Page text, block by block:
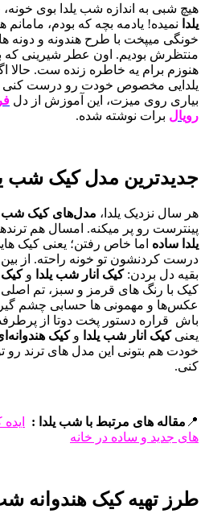
هیچ شبی به اندازه‌ شب یلدا بوی
یلدا نمیده! یادمه بچه که بودم،
خونگی میپخت با طرح هندونه و دونه‌
منتظرش بودیم. اون عطر شیرینی که
هنوزم برام یه خاطره زنده‌ ست. حالا
یلدایی مخصوص خودت رو درست کنی
بیاری روی میزت، این آموزش از دل
رویال برات نوشته شده.
جدیدترین مدل کیک شب یلدا
هر سال نزدیک یلدا، مدل‌های کیک شب
پینترست رو پر میکنه. امسال هم
یلدا ساده اما خاص رفتن؛ یعنی کیک‌
درست کردنشون تو خونه راحته. از بین
بقیه دل بردن:کیک انار شب یلدا وکیک
کیک با رنگ‌ های قرمز و سبز، تم اصلی
عکس‌ها و مهمونی‌ ها حسابی چشم‌
باش قراره دستور پخت دوتا از
یعنیکیک انار شب یلدا وکیک
خودت هم بتونی این مدل‌ های ترند
کنی.
📍 مقاله های مرتبط با شب یلدا :
های جدید و ساده در خانه
طرز تهیه کیک هندوانه